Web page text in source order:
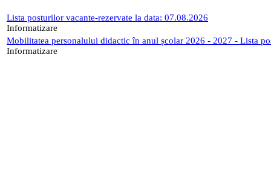
Lista posturilor vacante-rezervate la data: 07.08.2026
Informatizare
Mobilitatea personalului didactic în anul școlar 2026 - 2027 - Lista
Informatizare